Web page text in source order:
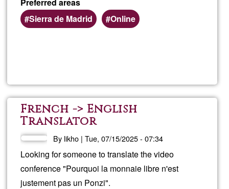
Sierra de Madrid
Online
French -> English
Translator
By likho |Tue, 07/15/2025 - 07:34
Looking for someone to translate the video
conference "Pourquoi la monnaie libre n'est
justement pas un Ponzi".